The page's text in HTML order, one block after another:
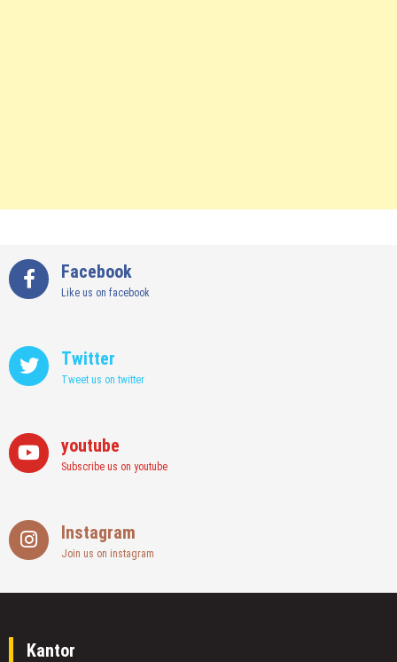
Facebook
Like us on facebook
Twitter
Tweet us on twitter
youtube
Subscribe us on youtube
Instagram
Join us on instagram
Kantor